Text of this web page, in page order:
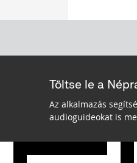
Töltse le a
Az alkalmazás
audioguideokat is